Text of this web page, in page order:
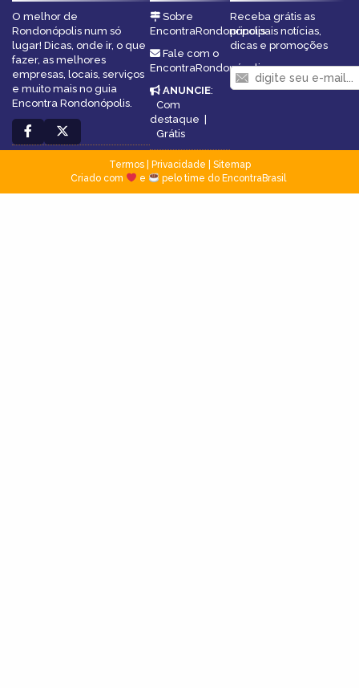
O melhor de
Rondonópolis num só
lugar! Dicas, onde ir, o que
fazer, as melhores
empresas, locais, serviços
e muito mais no guia
Encontra Rondonópolis.
Sobre
EncontraRondonópolis
Fale com o
EncontraRondonópolis
ANUNCIE:
Com
destaque |
Grátis
Receba grátis as
principais notícias,
dicas e promoções
Termos| Privacidade
Sitemap
Criado com
e pelo time do EncontraBrasil